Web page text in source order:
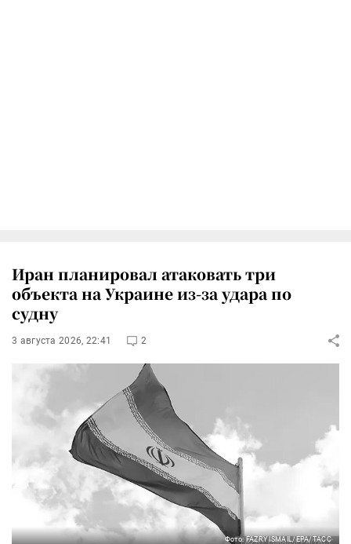
Иран планировал атаковать три
объекта на Украине из-за удара по
судну
3 августа 2026, 22:41 2
Фото: FAZRY ISMAIL/EPA/ТАСС